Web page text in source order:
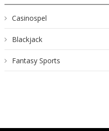
Casinospel
Blackjack
Fantasy Sports